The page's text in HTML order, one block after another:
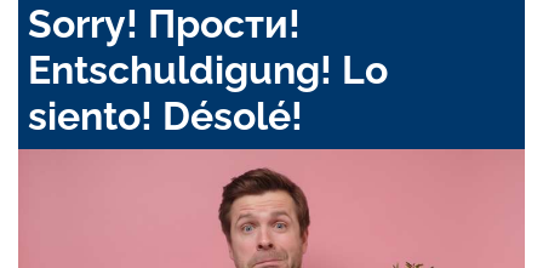
Sorry! Прости!
Entschuldigung! Lo
siento! Désolé!